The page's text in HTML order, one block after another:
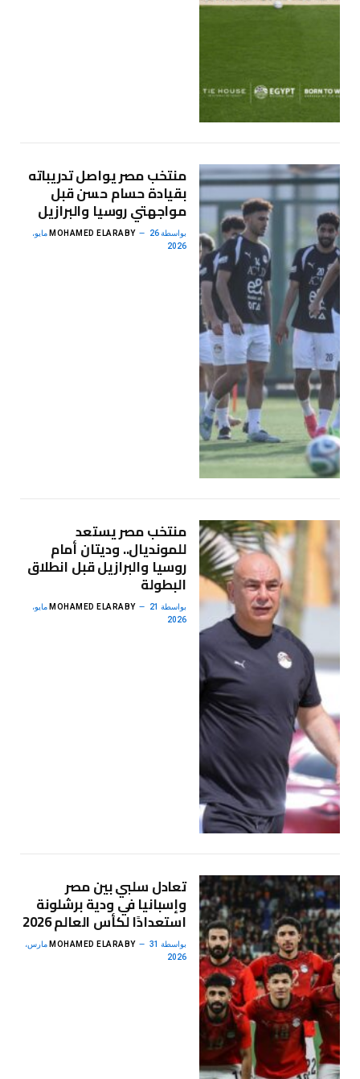
منتخب مصر يواصل تدريباته
بقيادة حسام حسن قبل
مواجهتي روسيا والبرازيل
بواسطة MOHAMED ELARABY 26 مايو،
2026
منتخب مصر يستعد
للمونديال.. وديتان أمام
روسيا والبرازيل قبل انطلاق
البطولة
بواسطة MOHAMED ELARABY 21 مايو،
2026
تعادل سلبي بين مصر
وإسبانيا في ودية برشلونة
استعدادًا لكأس العالم 2026
بواسطة MOHAMED ELARABY 31 مارس،
2026